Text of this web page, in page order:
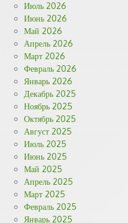
Июль 2026
Июнь 2026
Май 2026
Апрель 2026
Март 2026
Февраль 2026
Январь 2026
Декабрь 2025
Ноябрь 2025
Октябрь 2025
Август 2025
Июль 2025
Июнь 2025
Май 2025
Апрель 2025
Март 2025
Февраль 2025
Январь 2025